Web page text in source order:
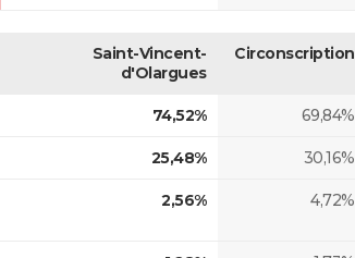
Saint-Vincent-
d'Olargues
Circonscription
74,52% 69,84%
25,48% 30,16%
2,56% 4,72%